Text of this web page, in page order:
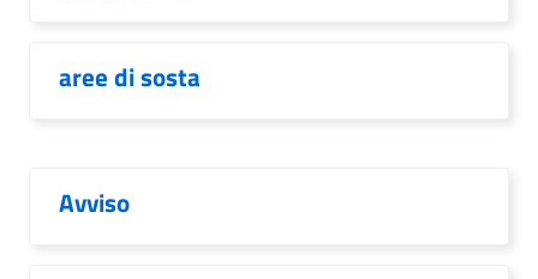
aree di sosta
Avviso